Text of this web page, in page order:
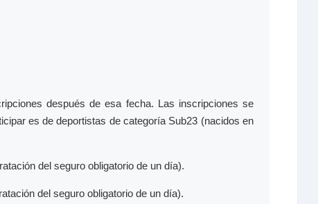
después de esa fecha. Las inscripciones se
es de deportistas de categoría Sub23 (nacidos en
del seguro obligatorio de un día).
del seguro obligatorio de un día).